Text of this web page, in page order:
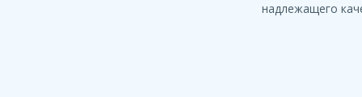
надлежащего